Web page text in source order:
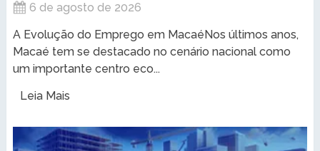
6 de agosto de 2026
A Evolução do Emprego em MacaéNos últimos anos,
Macaé tem se destacado no cenário nacional como
um importante centro eco...
Leia Mais